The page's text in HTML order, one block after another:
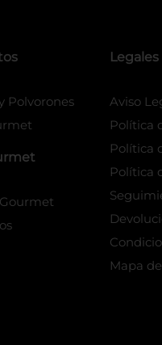
Polvorones
Legales
Aviso
Política
Política
Política
Mapa